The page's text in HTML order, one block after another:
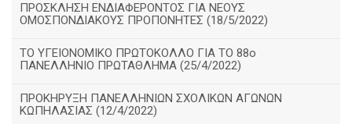
ΠΡΟΣΚΛΗΣΗ ΕΝΔΙΑΦΕΡΟΝΤΟΣ ΓΙΑ ΝΕΟΥΣ
ΟΜΟΣΠΟΝΔΙΑΚΟΥΣ ΠΡΟΠΟΝΗΤΕΣ (18/5/2022)
ΤΟ ΥΓΕΙΟΝΟΜΙΚΟ ΠΡΩΤΟΚΟΛΛΟ ΓΙΑ ΤΟ 88ο
ΠΑΝΕΛΛΗΝΙΟ ΠΡΩΤΑΘΛΗΜΑ (25/4/2022)
ΠΡΟΚΗΡΥΞΗ ΠΑΝΕΛΛΗΝΙΩΝ ΣΧΟΛΙΚΩΝ ΑΓΩΝΩΝ
ΚΩΠΗΛΑΣΙΑΣ (12/4/2022)